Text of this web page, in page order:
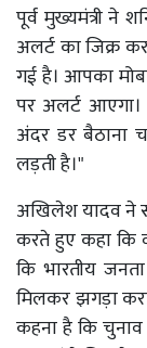
पूर्व मुख्यमंत्री ने
अलर्ट का जिक्र
गई है। आपका
पर अलर्ट
अंदर डर बैठाना
लड़ती है।"
अखिलेश यादव ने
करते हुए कहा कि
कि भारतीय
मिलकर झगड़ा
कहना है कि